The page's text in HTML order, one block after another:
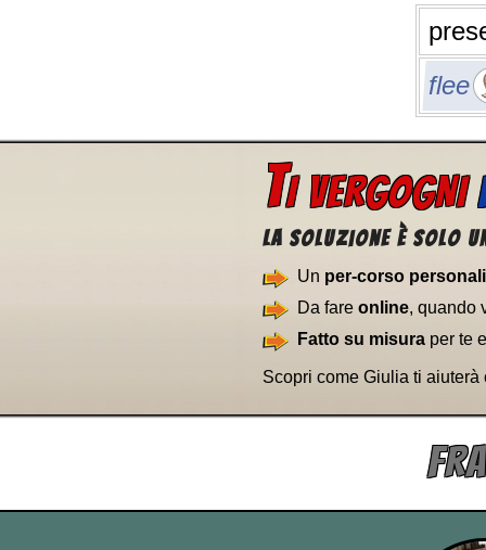
flee
TI VERGOGNI
La soluzione è solo
Un per-corso
Da fare online, quando
Fatto su misura per te
Scopri come Giulia ti